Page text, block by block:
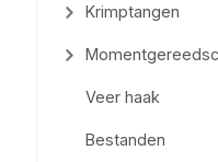
Krimptangen
Veer haak
Bestanden